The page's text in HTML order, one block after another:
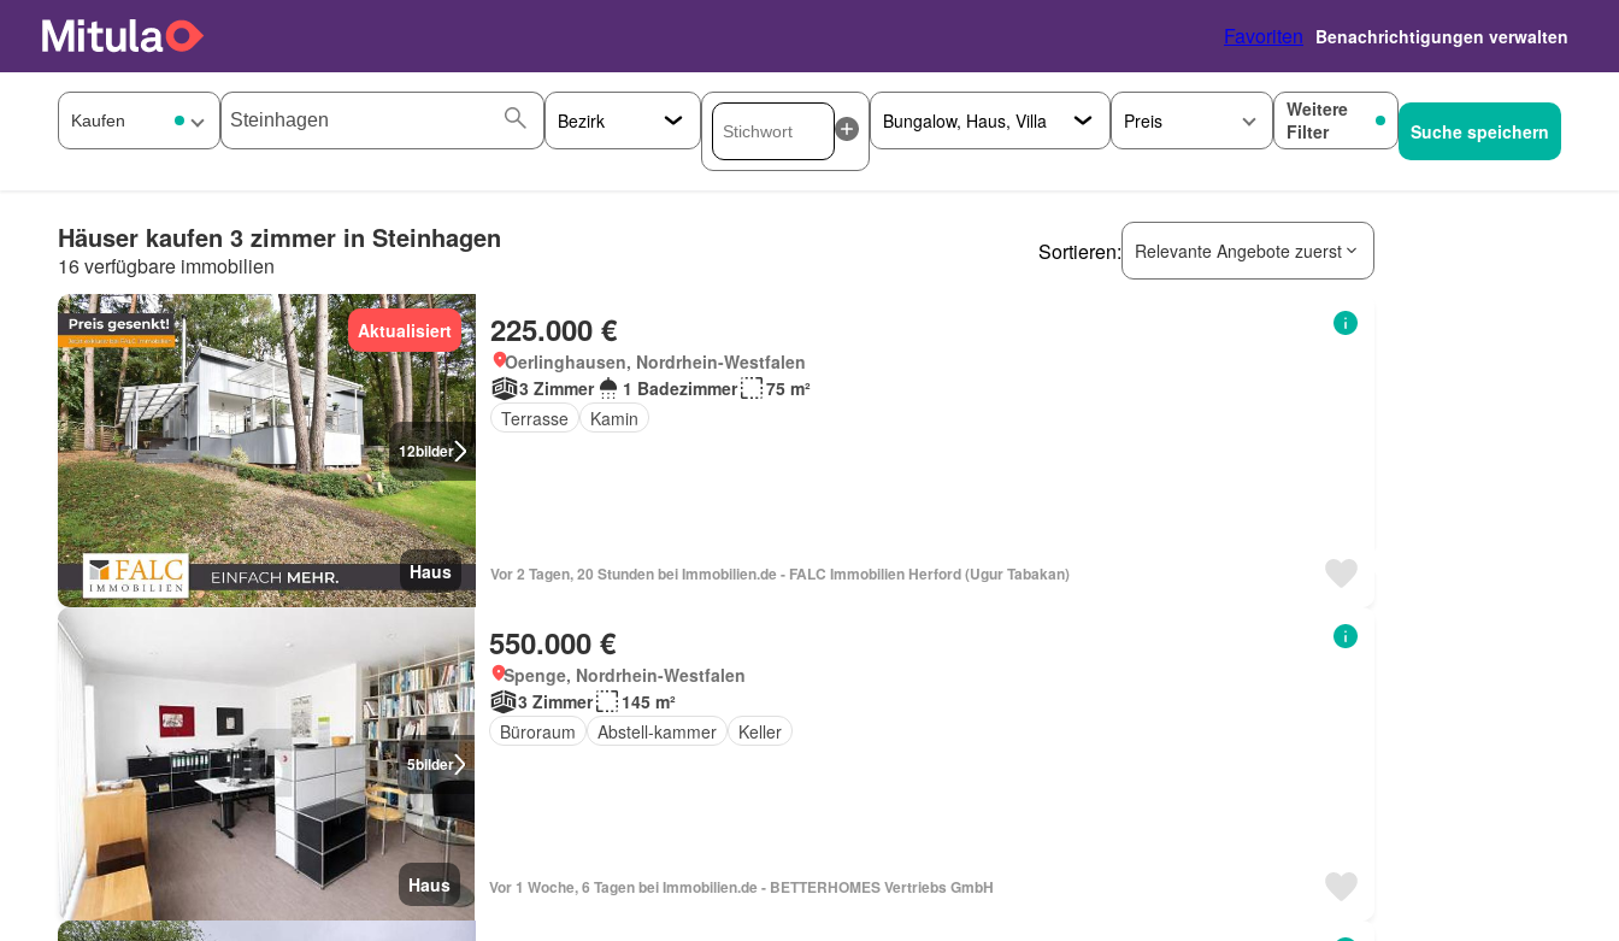
Favoriten Benachrichtigungen verwalten
Preis
Weitere
Filter
Suche speichern
Häuser kaufen 3 zimmer in Steinhagen
16 verfügbare immobilien
Sortieren: Relevante Angebote zuerst
12bilder
Aktualisiert
Haus
225.000 €
Oerlinghausen, Nordrhein-Westfalen
3 Zimmer
1 Badezimmer
75 m²
Terrasse
Kamin
Vor 2 Tagen, 20 Stunden bei Immobilien.de - FALC Immobilien Herford (Ugur Tabakan)
5bilder
Haus
550.000 €
Spenge, Nordrhein-Westfalen
3 Zimmer
145 m²
Büroraum
Abstell-kammer Keller
Vor 1 Woche, 6 Tagen bei Immobilien.de - BETTERHOMES Vertriebs GmbH